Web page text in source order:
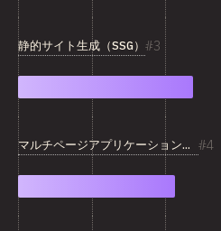
3
静的サイト生成（SSG）
4
マルチページアプリケーション（MPA）